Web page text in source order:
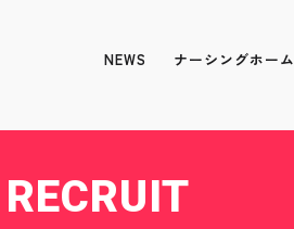
NEWS ナーシングホーム
RECRUIT